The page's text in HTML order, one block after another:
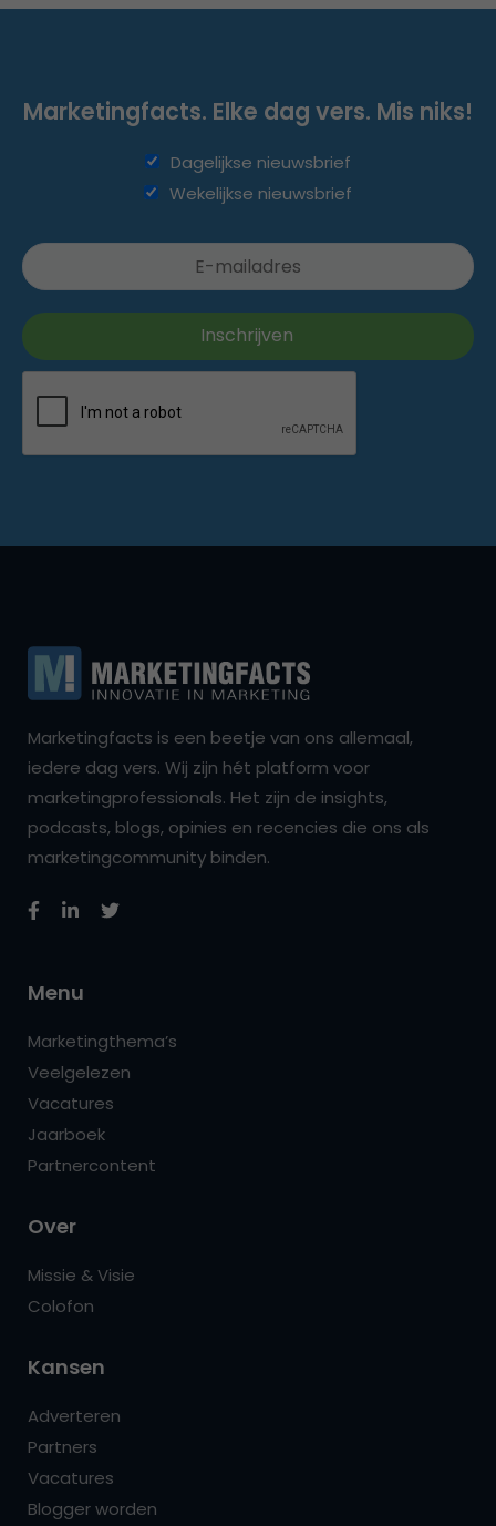
Marketingfacts. Elke dag vers. Mis niks!
Dagelijkse nieuwsbrief
Wekelijkse nieuwsbrief
Marketingfacts is een beetje van ons allemaal,
iedere dag vers. Wij zijn hét platform voor
marketingprofessionals. Het zijn de insights,
podcasts, blogs, opinies en recencies die ons als
marketingcommunity binden.
Menu
Marketingthema’s
Veelgelezen
Vacatures
Jaarboek
Partnercontent
Over
Missie & Visie
Colofon
Kansen
Adverteren
Partners
Vacatures
Blogger worden